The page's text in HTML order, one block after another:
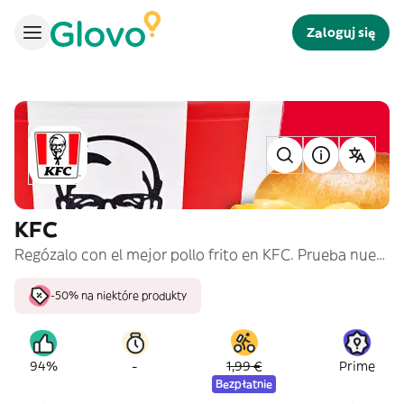
Zaloguj się
KFC
Regózalo con el mejor pollo frito en KFC. Prueba nuestros cubos de #PolloPollo, burgers y menús para compartir.
-50% na niektóre produkty
94% - 1,99 €
Bezpłatnie
Prime